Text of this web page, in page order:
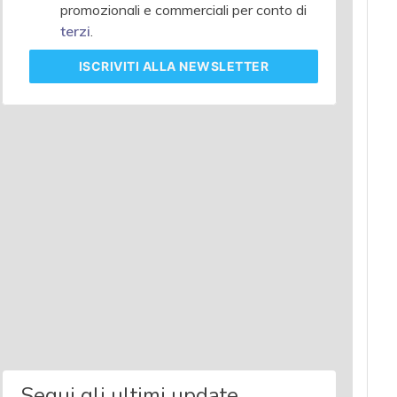
promozionali e commerciali per conto di
terzi.
ISCRIVITI ALLA NEWSLETTER